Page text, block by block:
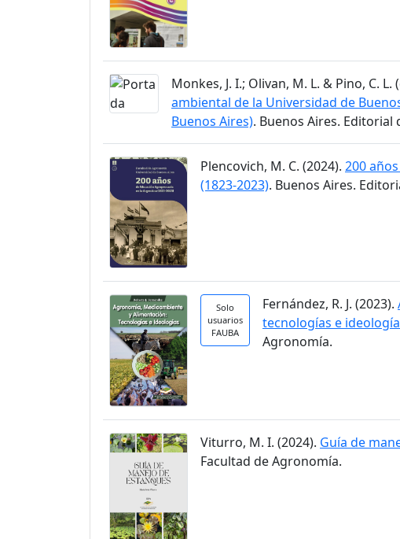
Monkes, J. I.; Olivan, M. L. & Pino, C. L.
ambiental de la Universidad de
Buenos Aires). Buenos Aires. Editorial
Plencovich, M. C. (2024). 200
(1823-2023). Buenos Aires.
Solo
usuarios
FAUBA
Fernández, R. J. (2023).
tecnologías e
Agronomía.
Viturro, M. I. (2024). Guía de
Facultad de Agronomía.